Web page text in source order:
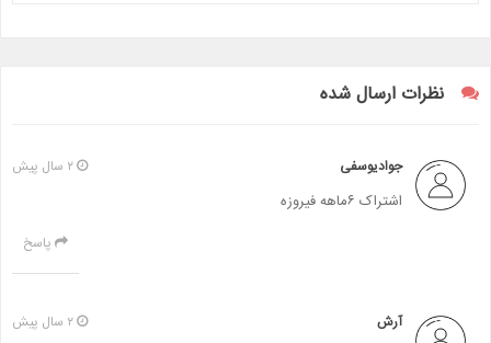
نظرات ارسال شده
جوادیوسفی
اشتراک ۶ماهه فیروزه
پاسخ
آرش